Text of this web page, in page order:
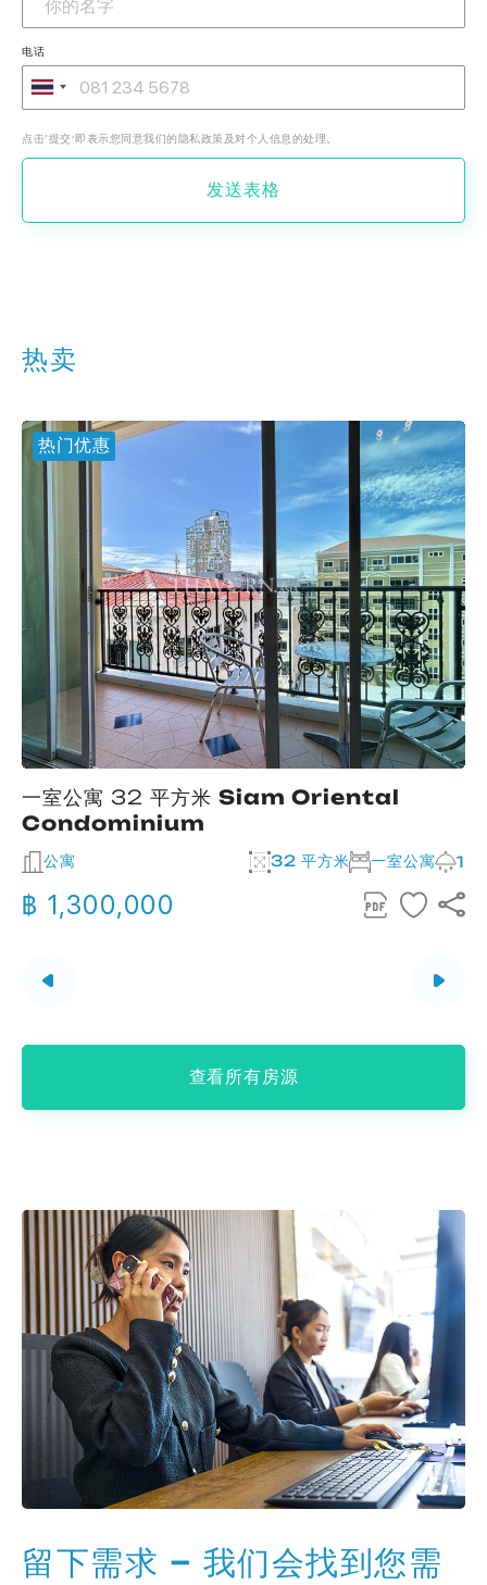
电话
点击‘提交’即表示您同意我们的隐私政策及对个人信息的处理。
发送表格
热卖
热门优惠
一室公寓 32 平方米 Siam Oriental
Condominium
公寓 32 平方米 一室公寓 1
฿ 1,300,000
查看所有房源
留下需求 – 我们会找到您需